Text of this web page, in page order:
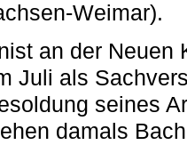
Weimar).
an der Neuen
Juli als
seines
damals